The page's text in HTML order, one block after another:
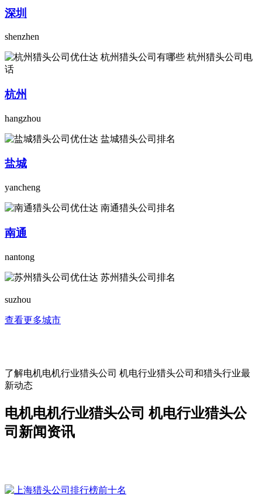
深圳
shenzhen
杭州
hangzhou
盐城
yancheng
南通
nantong
suzhou
查看更多城市
了解电机电机行业猎头公司 机电行业猎头公司和猎头行业最
新动态
电机电机行业猎头公司 机电行业猎头公
司新闻资讯